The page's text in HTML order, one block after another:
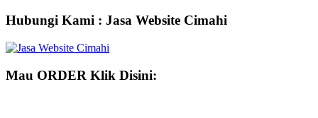
Hubungi Kami : Jasa Website Cimahi
Mau ORDER Klik Disini: